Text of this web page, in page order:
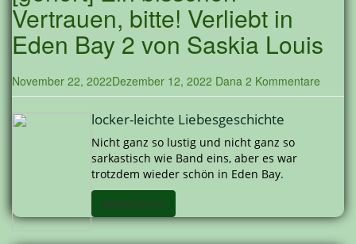
Vertrauen, bitte! Verliebt in
Eden Bay 2 von Saskia Louis
November 22, 2022Dezember 12, 2022 Dana 2 Kommentare
locker-leichte Liebesgeschichte
Nicht ganz so lustig und nicht ganz so
sarkastisch wie Band eins, aber es war
trotzdem wieder schön in Eden Bay.
Weiterlesen